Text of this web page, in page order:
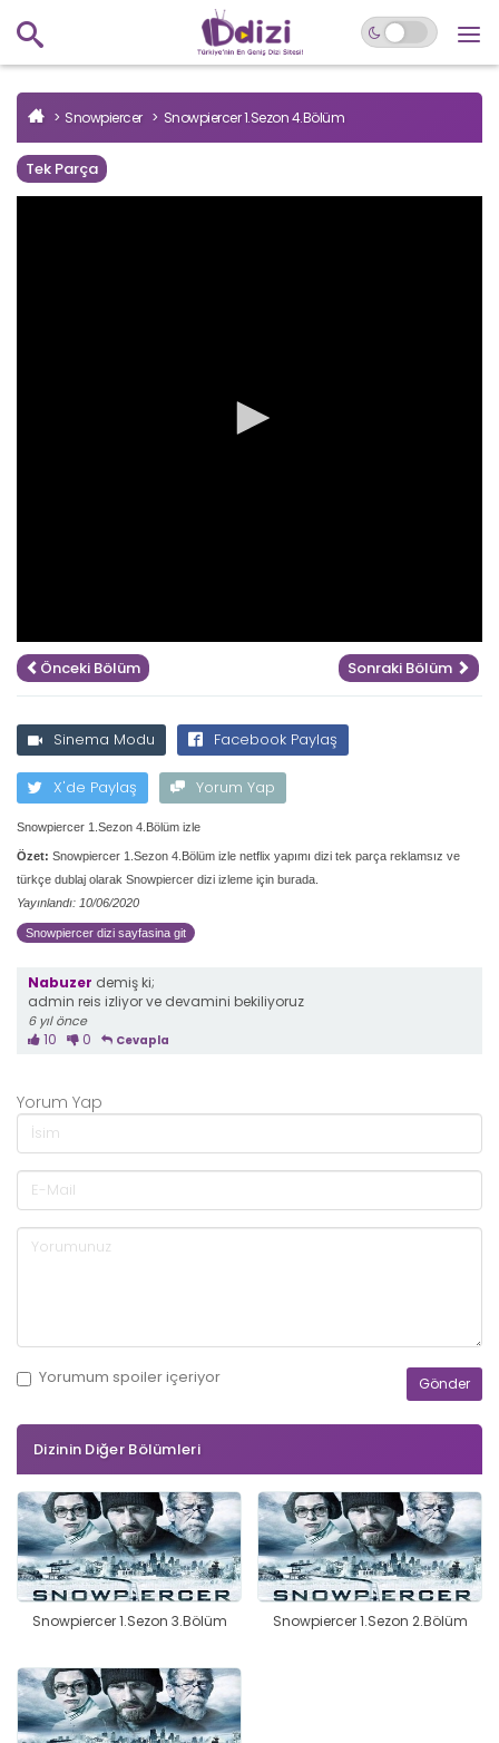
Snowpiercer Snowpiercer 1.Sezon 4.Bölüm
Tek Parça
Önceki Bölüm Sonraki Bölüm
Sinema Modu Facebook Paylaş
X'de Paylaş Yorum Yap
Snowpiercer 1.Sezon 4.Bölüm izle
Özet: Snowpiercer 1.Sezon 4.Bölüm izle netflix yapımı dizi tek parça reklamsız ve
türkçe dublaj olarak Snowpiercer dizi izleme için burada.
Yayınlandı: 10/06/2020
Snowpiercer dizi sayfasina git
Nabuzer demiş ki;
admin reis izliyor ve devamini bekiliyoruz
6 yıl önce
10 0 Cevapla
Yorum Yap
Yorumum spoileriçeriyor
Dizinin Diğer Bölümleri
Snowpiercer 1.Sezon 3.Bölüm Snowpiercer 1.Sezon 2.Bölüm